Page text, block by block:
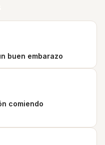
buen embarazo
comiendo